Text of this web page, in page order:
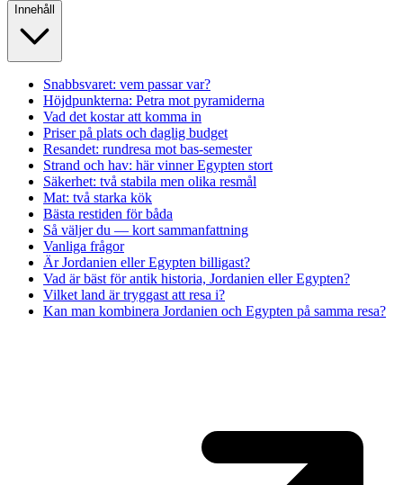
Innehåll
Snabbsvaret: vem passar var?
Höjdpunkterna: Petra mot pyramiderna
Vad det kostar att komma in
Priser på plats och daglig budget
Resandet: rundresa mot bas-semester
Strand och hav: här vinner Egypten stort
Säkerhet: två stabila men olika resmål
Mat: två starka kök
Bästa restiden för båda
Så väljer du — kort sammanfattning
Vanliga frågor
Är Jordanien eller Egypten billigast?
Vad är bäst för antik historia, Jordanien eller Egypten?
Vilket land är tryggast att resa i?
Kan man kombinera Jordanien och Egypten på samma resa?